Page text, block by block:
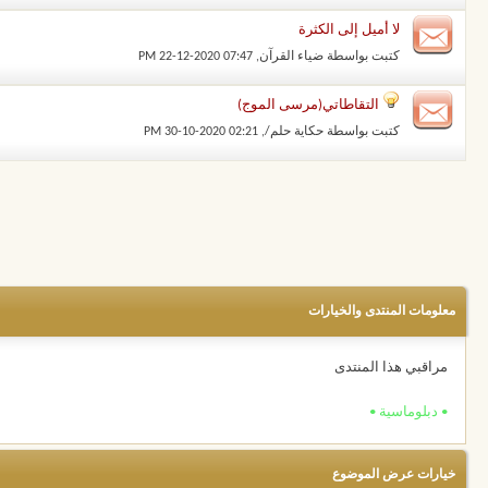
لا أميل إلى الكثرة
كتبت بواسطة ضياء القرآن‏, 22-12-2020 07:47 PM
التقاطاتي(مرسى الموج)
كتبت بواسطة حكاية حلم/‏, 30-10-2020 02:21 PM
معلومات المنتدى والخيارات
مراقبي هذا المنتدى
• دبلوماسية •
خيارات عرض الموضوع